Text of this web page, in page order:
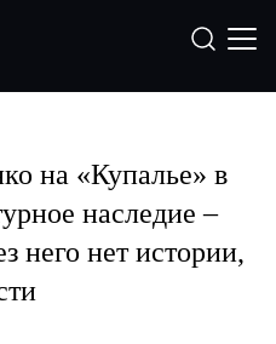
на «Купалье» в
наследие –
него нет истории,